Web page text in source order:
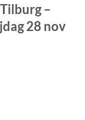
–
28 nov